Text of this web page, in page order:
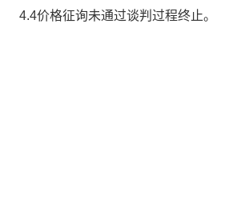
4.4价格征询未通过谈判过程终止。